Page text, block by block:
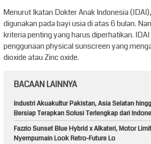
Menurut Ikatan Dokter Anak Indonesia
digunakan pada bayi usia di atas 6 bulan.
kriteria penting yang harus diperhatikan.
penggunaan physical sunscreen yang
dioxide atau Zinc oxide.
BACAAN LAINNYA
Industri Akuakultur Pakistan, Asia Selatan
Bersiap Terapkan Solusi Terlengkap dari
Fazzio Sunset Blue Hybrid x Alkateri, Motor
Nyempurnain Look Retro-Future Lo